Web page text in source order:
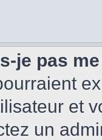
je pas
et
un